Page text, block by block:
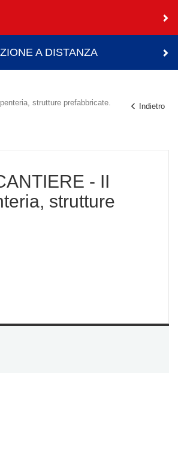
A DISTANZA
strutture prefabbricate.
Indietro
- II
strutture